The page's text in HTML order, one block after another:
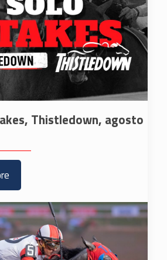
Thistledown, agosto